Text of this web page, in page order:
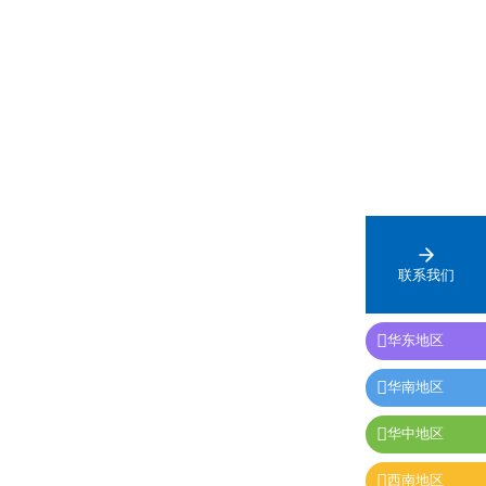
联系我们
华东地区
华南地区
华中地区
西南地区